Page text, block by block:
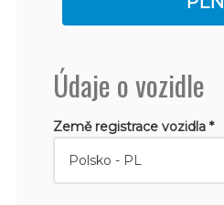
Údaje o vozidle
Země registrace vozidla *